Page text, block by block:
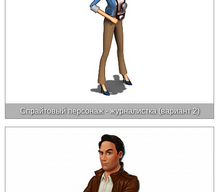
Спрайтовый персонаж - журналистка (вариант 2)